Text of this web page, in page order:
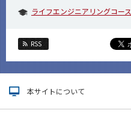
ライフエンジニアリングコース
RSS
本サイトについて